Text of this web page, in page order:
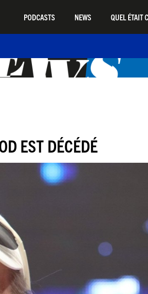
PODCASTS NEWS QUEL ÉTAIT
EST DÉCÉDÉ